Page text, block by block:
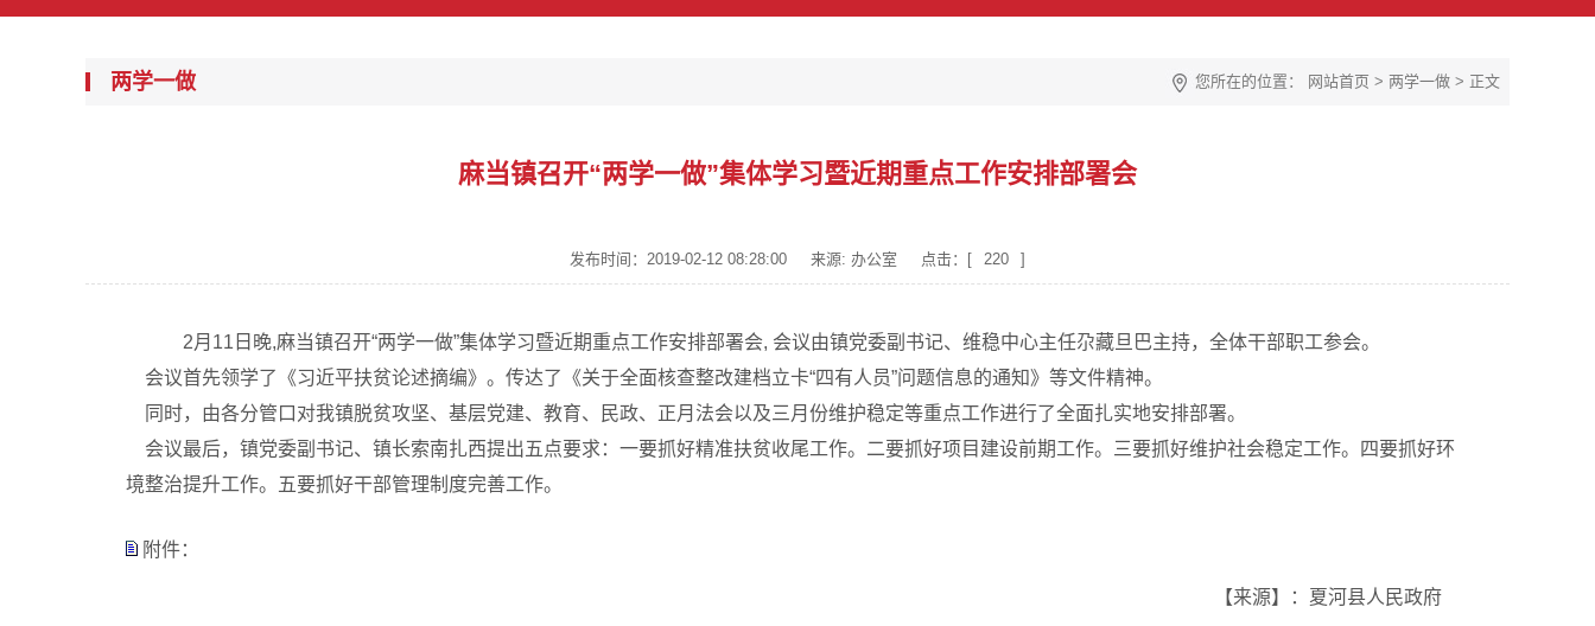
两学一做 您所在的位置： 网站首页 > 两学一做 > 正文
麻当镇召开“两学一做”集体学习暨近期重点工作安排部署会
发布时间：2019-02-12 08:28:00 来源: 办公室 点击：[ 220 ]
2月11日晚,麻当镇召开“两学一做”集体学习暨近期重点工作安排部署会, 会议由镇党委副书记、维稳中心主任尕藏旦巴主持，全体干部职工参会。
会议首先领学了《习近平扶贫论述摘编》。传达了《关于全面核查整改建档立卡“四有人员”问题信息的通知》等文件精神。
同时，由各分管口对我镇脱贫攻坚、基层党建、教育、民政、正月法会以及三月份维护稳定等重点工作进行了全面扎实地安排部署。
会议最后，镇党委副书记、镇长索南扎西提出五点要求：一要抓好精准扶贫收尾工作。二要抓好项目建设前期工作。三要抓好维护社会稳定工作。四要抓好环
境整治提升工作。五要抓好干部管理制度完善工作。
附件：
【来源】：夏河县人民政府